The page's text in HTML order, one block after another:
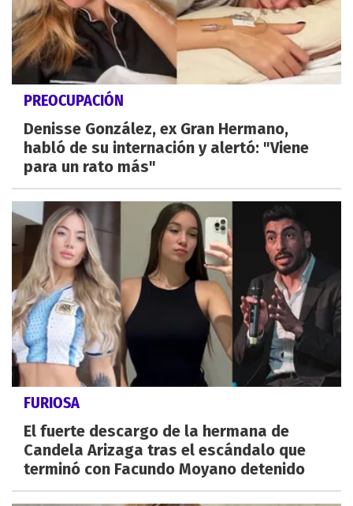
PREOCUPACIÓN
Denisse González, ex Gran Hermano,
habló de su internación y alertó: "Viene
para un rato más"
FURIOSA
El fuerte descargo de la hermana de
Candela Arizaga tras el escándalo que
terminó con Facundo Moyano detenido